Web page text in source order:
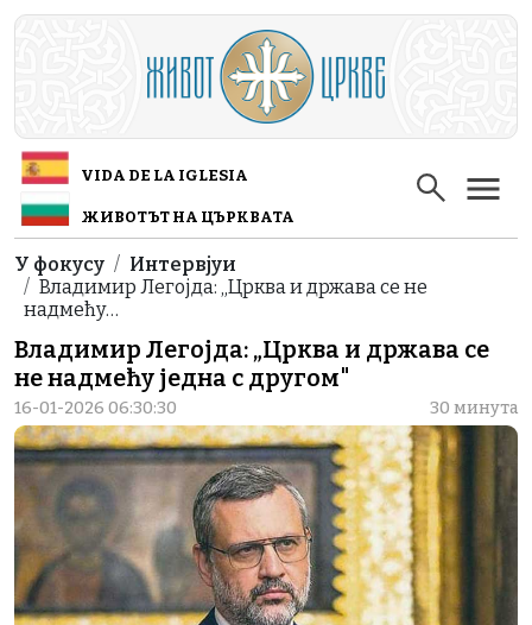
Skip to main content
VIDA DE LA IGLESIA
ЖИВОТЪТ НА ЦЪРКВАТА
Breadcrumb
У фокусу
Интервјуи
Владимир Легојда: „Црква и држава се не
надмећу…
Владимир Легојда: „Црква и држава се
не надмећу једна с другом"
16-01-2026 06:30:30 30 минута